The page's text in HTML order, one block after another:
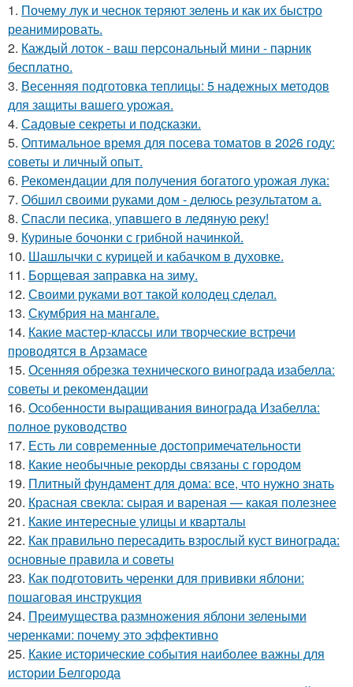
1. Почему лук и чеснок теряют зелень и как их быстро
реанимировать.
2. Каждый лоток - ваш персональный мини - парник
бесплатно.
3. Весенняя подготовка теплицы: 5 надежных методов
для защиты вашего урожая.
4. Садовые секреты и подсказки.
5. Оптимальное время для посева томатов в 2026 году:
советы и личный опыт.
6. Рекомендации для получения богатого урожая лука:
7. Обшил своими руками дом - делюсь результатом а.
8. Спасли песика, упaвшего в ледяную рeку!
9. Куриные бочонки с грибной начинкой.
10. Шашлычки с курицей и кабачком в духовке.
11. Борщевая заправка на зиму.
12. Своими руками вот такой колодец сделал.
13. Скумбрия на мангале.
14. Какие мастер-классы или творческие встречи
проводятся в Арзамасе
15. Осенняя обрезка технического винограда изабелла:
советы и рекомендации
16. Особенности выращивания винограда Изабелла:
полное руководство
17. Есть ли современные достопримечательности
18. Какие необычные рекорды связаны с городом
19. Плитный фундамент для дома: все, что нужно знать
20. Красная свекла: сырая и вареная — какая полезнее
21. Какие интересные улицы и кварталы
22. Как правильно пересадить взрослый куст винограда:
основные правила и советы
23. Как подготовить черенки для прививки яблони:
пошаговая инструкция
24. Преимущества размножения яблони зелеными
черенками: почему это эффективно
25. Какие исторические события наиболее важны для
истории Белгорода